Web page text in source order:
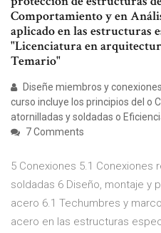
Comportamiento y en
aplicado en las estructuras
"Licenciatura en
Temario"
Diseñe miembros y
curso incluye los principios del o
atornilladas y soldadas o
7 Comments
5 Conexiones 5.1 Conexiones
soldadas 6 Diseño, montaje y
acero 6.1 Techumbres y
acero en las estructuras